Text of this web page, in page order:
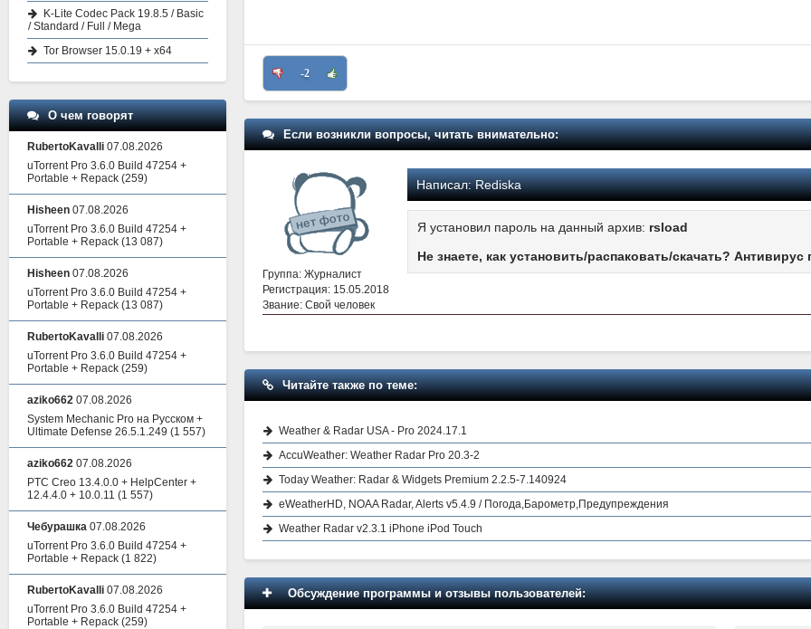
-2
Если возникли вопросы, читать внимательно:
Группа: Журналист
Регистрация: 15.05.2018
Звание: Свой человек
Написал:Rediska
Я установил пароль на данный архив: rsload
Не знаете, как установить/распаковать/скачать?
Читайте также по теме:
Weather & Radar USA - Pro 2024.17.1
AccuWeather: Weather Radar Pro 20.3-2
Today Weather: Radar & Widgets Premium 2.2.5-7.140924
eWeatherHD, NOAA Radar, Alerts v5.4.9 / Погода,Барометр,Предупреждения
Weather Radar v2.3.1 iPhone iPod Touch
Обсуждение программы и отзывы пользователей:
K-Lite Codec Pack 19.8.5 / Basic
/ Standard / Full / Mega
Tor Browser 15.0.19 + x64
О чем говорят
RubertoKavalli 07.08.2026
uTorrent Pro 3.6.0 Build 47254 +
Portable + Repack (259)
Hisheen 07.08.2026
uTorrent Pro 3.6.0 Build 47254 +
Portable + Repack (13 087)
Hisheen 07.08.2026
uTorrent Pro 3.6.0 Build 47254 +
Portable + Repack (13 087)
RubertoKavalli 07.08.2026
uTorrent Pro 3.6.0 Build 47254 +
Portable + Repack (259)
aziko662 07.08.2026
System Mechanic Pro на Русском +
Ultimate Defense 26.5.1.249 (1 557)
aziko662 07.08.2026
PTC Creo 13.4.0.0 + HelpCenter +
12.4.4.0 + 10.0.11 (1 557)
Чебурашка 07.08.2026
uTorrent Pro 3.6.0 Build 47254 +
Portable + Repack (1 822)
RubertoKavalli 07.08.2026
uTorrent Pro 3.6.0 Build 47254 +
Portable + Repack (259)